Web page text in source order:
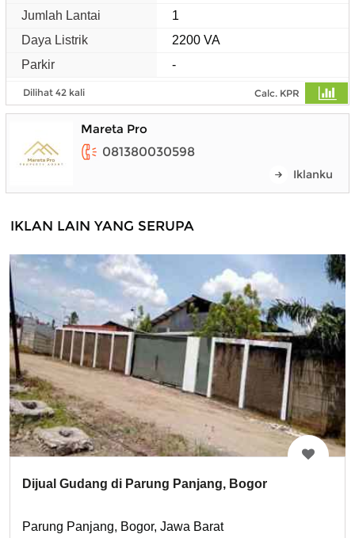
Jumlah Lantai
1
Daya Listrik
2200 VA
Parkir
-
Dilihat 42 kali Calc. KPR
Mareta Pro
081380030598
Iklanku
IKLAN LAIN YANG SERUPA
Dijual Gudang di Parung Panjang, Bogor
Parung Panjang, Bogor, Jawa Barat